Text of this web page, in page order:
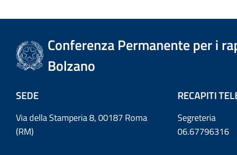
Conferenza Permanente per i
Bolzano
SEDE
Via della Stamperia 8, 00187 Roma
(RM)
RECAPITI
Segreteria
06.67796316